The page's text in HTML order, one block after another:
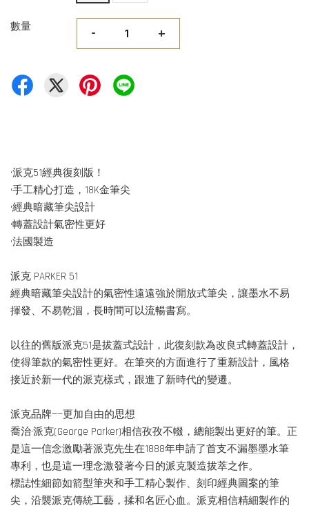
數量 - +
•派克51經典復刻版！
•手工精心打造，18K金筆尖
•經典暗藏筆尖設計
•轉蓋設計氣密性更好
•法國製造
派克 PARKER 51
經典暗藏筆尖設計的氣密性遠遠強於開放式筆尖，讓墨水不易
揮發、不易乾涸，長時間可以流暢書寫。
以往的舊版派克51是拔蓋式設計，此復刻款為改良式轉蓋設計，
使得筆款的氣密性更好。在筆夾的方面進行了重新設計，風格
接近於新一代的派克樣式，跟進了新時代的變遷。
派克品牌——更加自由的思想
喬治·派克(George Parker)相信孜孜不輟，總能製出更好的筆。正
是這一信念激勵著派克先生在1888年申請了首支不漏墨墨水筆
專利，也是這一理念激發著今日的派克製造拔萃之作。
標誌性細節如箭型筆夾和手工精心製作、刻印經典圖案的筆
尖，沿襲派克傳統工藝，揉和名匠心血。派克相信精細製作的